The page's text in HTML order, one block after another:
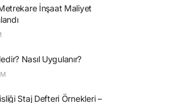
İnşaat Maliyet
Nasıl Uygulanır?
Staj Defteri Örnekleri –